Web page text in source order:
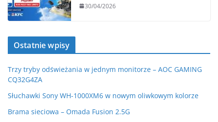
30/04/2026
Ostatnie wpisy
Trzy tryby odświeżania w jednym monitorze – AOC GAMING
CQ32G4ZA
Słuchawki Sony WH-1000XM6 w nowym oliwkowym kolorze
Brama sieciowa – Omada Fusion 2.5G